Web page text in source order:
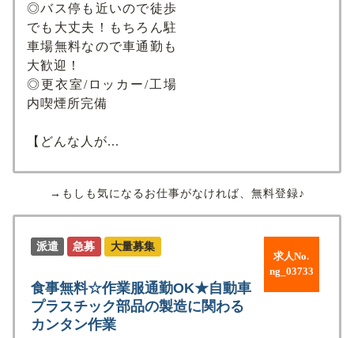
◎バス停も近いので徒歩
でも大丈夫！もちろん駐
車場無料なので車通勤も
大歓迎！
◎更衣室/ロッカー/工場
内喫煙所完備
【どんな人が...
→もしも気になるお仕事がなければ、無料登録♪
求人No.
ng_03733
派遣 急募 大量募集
食事無料☆作業服通勤OK★⾃動⾞
プラスチック部品の製造に関わる
カンタン作業